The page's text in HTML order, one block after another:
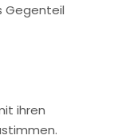
Gegenteil
ihren